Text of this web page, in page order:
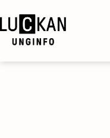
till
innehåll